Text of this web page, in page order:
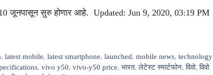
10 जूनपासून सुरु होणार आहे. Updated: Jun 9, 2020, 03:19 PM
,latest mobile,latest smartphone,launched,mobile news,technology
, vivo y50, vivo-y50 price, भारत,लेटेस्ट स्मार्टफोन,विवो,विवो